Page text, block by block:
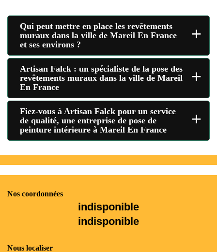
Qui peut mettre en place les revêtements
muraux dans la ville de Mareil En France
et ses environs ?
+
Artisan Falck : un spécialiste de la pose des
revêtements muraux dans la ville de Mareil
En France
+
Fiez-vous à Artisan Falck pour un service
de qualité, une entreprise de pose de
peinture intérieure à Mareil En France
+
Nos coordonnées
indisponible
indisponible
Nous localiser